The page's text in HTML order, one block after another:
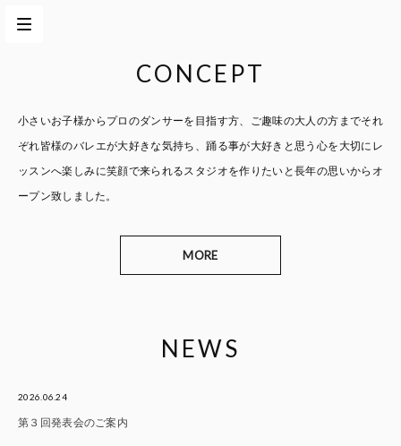
CONCEPT
小さいお子様からプロのダンサーを目指す方、 ご趣味の大人の方までそれ
ぞれ皆様のバレエが大好きな気持ち、踊る事が大好きと思う心を大切に レ
ッスンへ楽しみに笑顔で来られるスタジオを作りたいと長年の思いからオ
ープン致しました。
MORE
NEWS
2026.06.24
第３回発表会のご案内